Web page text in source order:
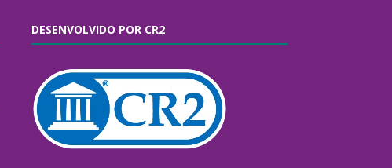
DESENVOLVIDO POR CR2